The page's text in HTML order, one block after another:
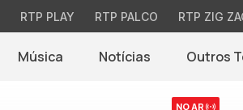
RTP PLAY RTP PALCO RTP ZIG
Música Notícias(abre em nova
Outros
NO AR